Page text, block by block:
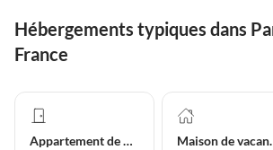
Hébergements typiques dans
France
Appartement de vacances